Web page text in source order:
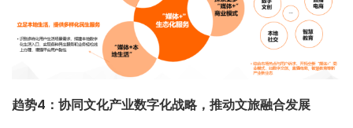
趋势4：协同文化产业数字化战略，推动文旅融合发展